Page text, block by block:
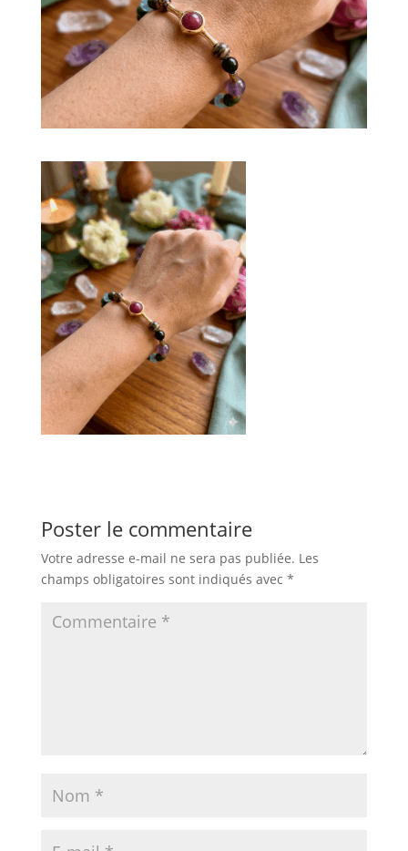
Poster le commentaire
Votre adresse e-mail ne sera pas publiée. Les
champs obligatoires sont indiqués avec *